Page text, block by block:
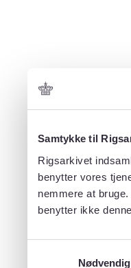
Samtykke til
Rigsarkivet
benytter vores
nemmere at
benytter ikke
Nødvendig